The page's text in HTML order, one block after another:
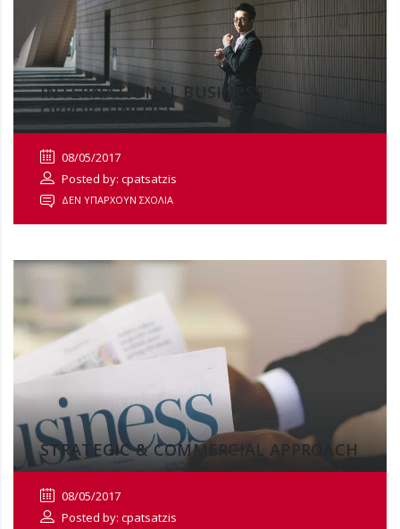
INTERNATIONAL BUSINESS
OPPORTUNITIES
08/05/2017
Posted by: cpatsatzis
ΔΕΝ ΥΠΆΡΧΟΥΝ ΣΧΌΛΙΑ
STRATEGIC & COMMERCIAL APPROACH
08/05/2017
Posted by: cpatsatzis